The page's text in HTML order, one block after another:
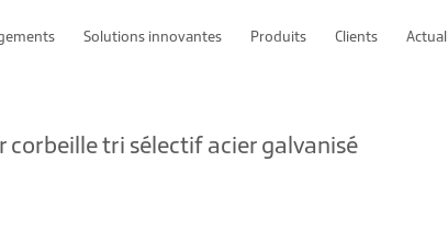
Solutions innovantes Produits Clients
corbeille tri sélectif acier galvanisé